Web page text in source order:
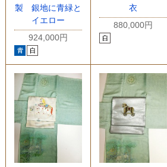
製 銀地に青緑と
イエロー
924,000円
衣
880,000円